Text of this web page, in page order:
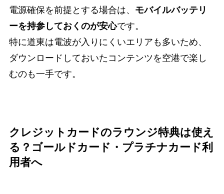
電源確保を前提とする場合は、 モバイルバッテリ
ーを持参しておくのが安心です。
特に道東は電波が入りにくいエリアも多いため、
ダウンロードしておいたコンテンツを空港で楽し
むのも一手です。
クレジットカードのラウンジ特典は使え
る？ゴールドカード・プラチナカード利
用者へ